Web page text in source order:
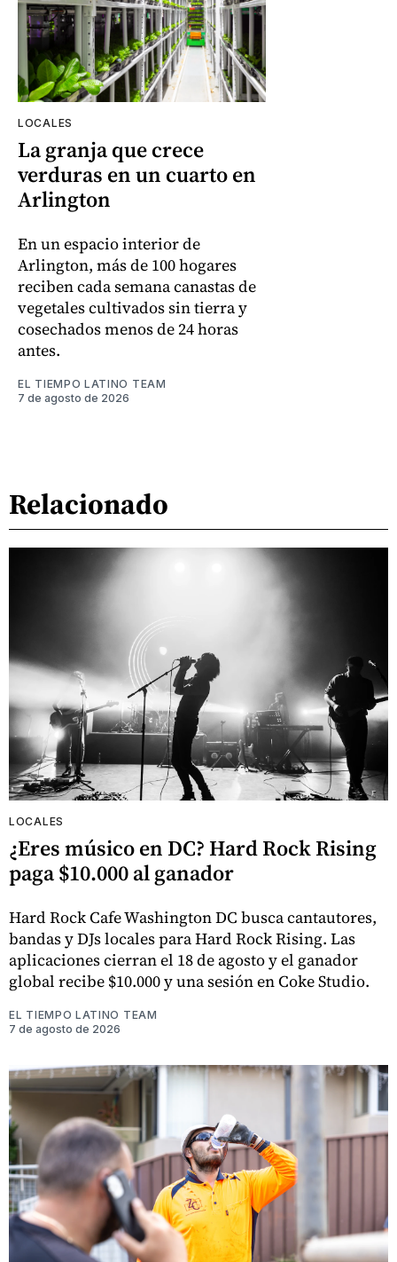
LOCALES
La granja que crece
verduras en un cuarto en
Arlington
En un espacio interior de
Arlington, más de 100 hogares
reciben cada semana canastas de
vegetales cultivados sin tierra y
cosechados menos de 24 horas
antes.
EL TIEMPO LATINO TEAM
7 de agosto de 2026
Relacionado
LOCALES
¿Eres músico en DC? Hard Rock Rising
paga $10.000 al ganador
Hard Rock Cafe Washington DC busca cantautores,
bandas y DJs locales para Hard Rock Rising. Las
aplicaciones cierran el 18 de agosto y el ganador
global recibe $10.000 y una sesión en Coke Studio.
EL TIEMPO LATINO TEAM
7 de agosto de 2026